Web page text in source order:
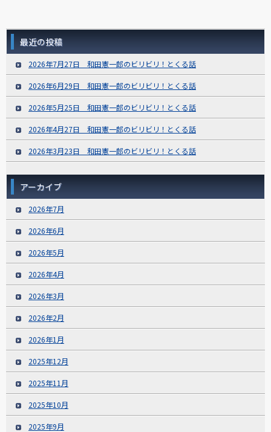
最近の投稿
2026年7月27日 和田憲一郎のビリビリ！とくる話
2026年6月29日 和田憲一郎のビリビリ！とくる話
2026年5月25日 和田憲一郎のビリビリ！とくる話
2026年4月27日 和田憲一郎のビリビリ！とくる話
2026年3月23日 和田憲一郎のビリビリ！とくる話
アーカイブ
2026年7月
2026年6月
2026年5月
2026年4月
2026年3月
2026年2月
2026年1月
2025年12月
2025年11月
2025年10月
2025年9月